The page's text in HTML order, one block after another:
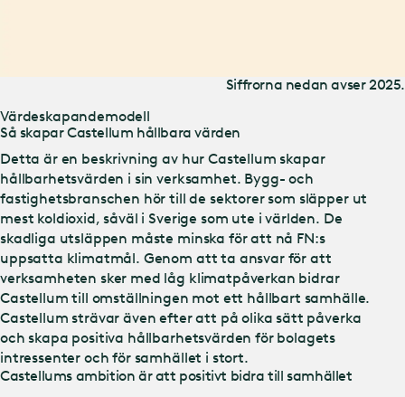
Siffrorna nedan avser 2025.
Värdeskapandemodell
Så skapar Castellum hållbara värden
Detta är en beskrivning av hur Castellum skapar
hållbarhetsvärden i sin verksamhet. Bygg- och
fastighetsbranschen hör till de sektorer som släpper ut
mest koldioxid, såväl i Sverige som ute i världen. De
skadliga utsläppen måste minska för att nå FN:s
uppsatta klimatmål. Genom att ta ansvar för att
verksamheten sker med låg klimatpåverkan bidrar
Castellum till omställningen mot ett hållbart samhälle.
Castellum strävar även efter att på olika sätt påverka
och skapa positiva hållbarhetsvärden för bolagets
intressenter och för samhället i stort.
Castellums ambition är att positivt bidra till samhället